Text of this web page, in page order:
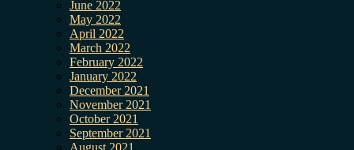
June 2022
May 2022
April 2022
March 2022
February 2022
January 2022
December 2021
November 2021
October 2021
September 2021
August 2021